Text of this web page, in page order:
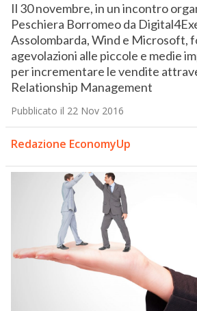
Il 30 novembre, in un incontro
Peschiera Borromeo da
Assolombarda, Wind e Microsoft,
agevolazioni alle piccole e medie
per incrementare le vendite
Relationship Management
Pubblicato il 22 Nov 2016
Redazione EconomyUp